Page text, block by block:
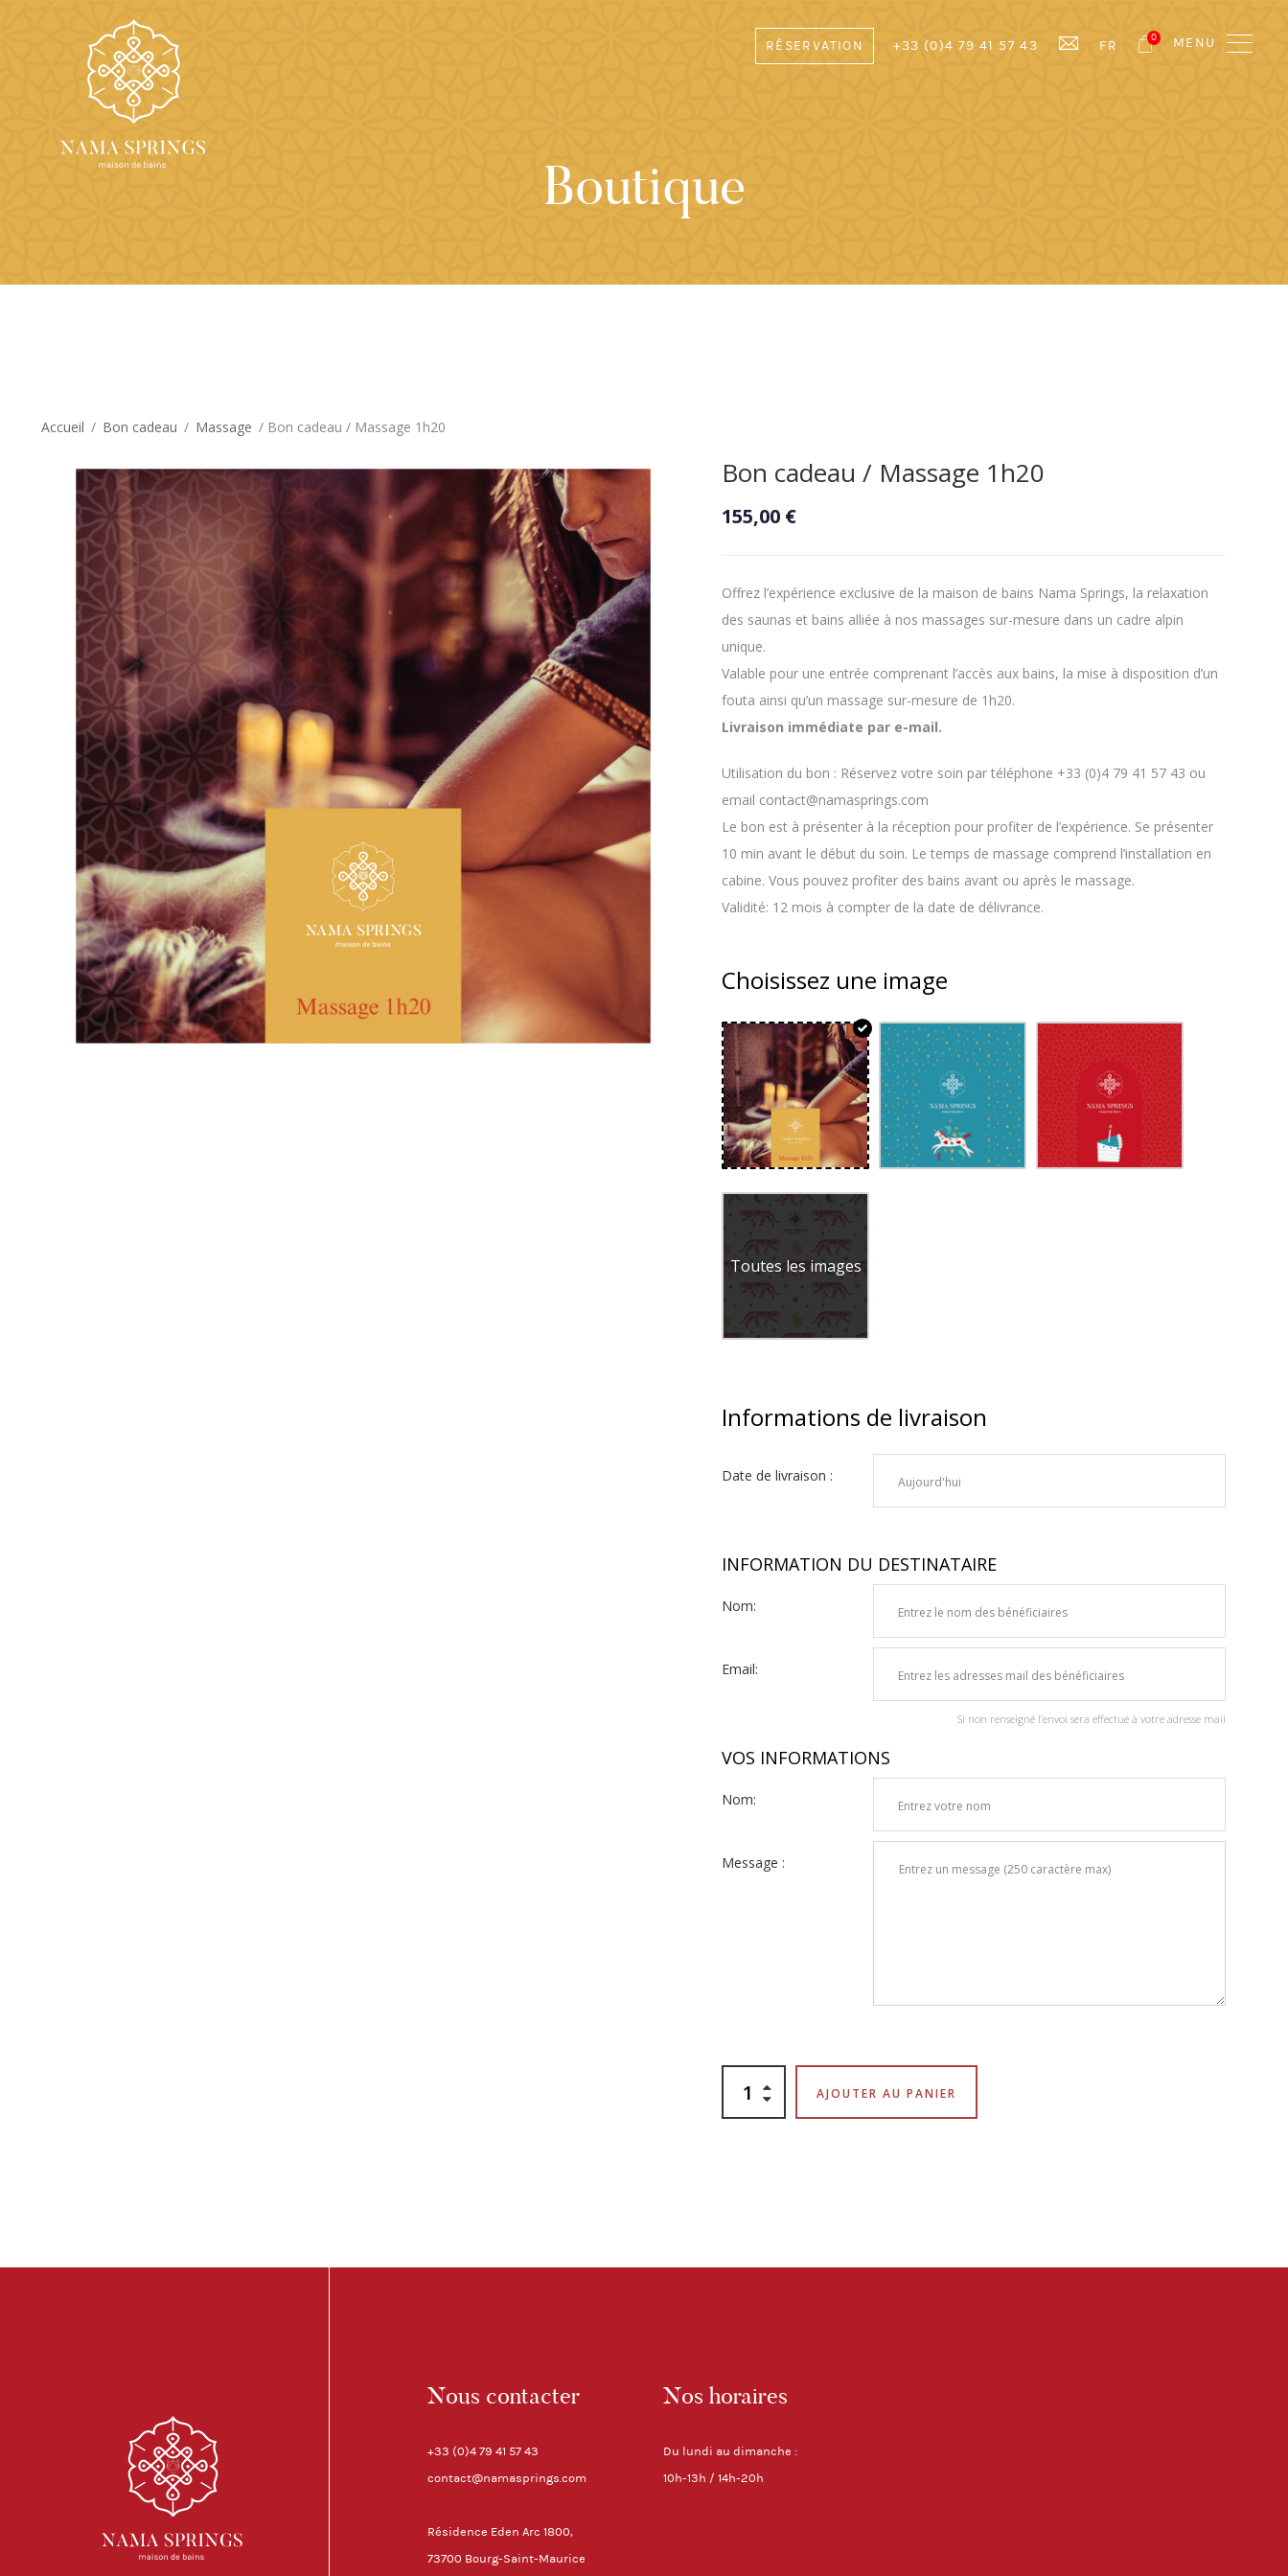
RÉSERVATION +33 (0)4 79 41 57 43 FR MENU
Réservez votre Moment
Boutique
Accueil / Bon cadeau / Massage / Bon cadeau / Massage 1h20
Bon cadeau / Massage 1h20
155,00 €
Offrez l’expérience exclusive de la maison de bains Nama Springs, la relaxation
des saunas et bains alliée à nos massages sur-mesure dans un cadre alpin
unique.
Valable pour une entrée comprenant l’accès aux bains, la mise à disposition d’un
fouta ainsi qu’un massage sur-mesure de 1h20.
Livraison immédiate par e-mail.
Utilisation du bon : Réservez votre soin par téléphone +33 (0)4 79 41 57 43 ou
email contact@namasprings.com
Le bon est à présenter à la réception pour profiter de l’expérience. Se présenter
10 min avant le début du soin. Le temps de massage comprend l’installation en
cabine. Vous pouvez profiter des bains avant ou après le massage.
Validité: 12 mois à compter de la date de délivrance.
Choisissez une image
Informations de livraison
Date de livraison :
INFORMATION DU DESTINATAIRE
Nom:
Email:
Si non renseigné l’envoi sera effectué à votre adresse mail
VOS INFORMATIONS
Nom:
Message :
AJOUTER AU PANIER
Nous contacter
+33 (0)4 79 41 57 43
contact@namasprings.com
Résidence Eden Arc 1800,
73700 Bourg-Saint-Maurice
Nos horaires
Du lundi au dimanche :
10h-13h / 14h-20h